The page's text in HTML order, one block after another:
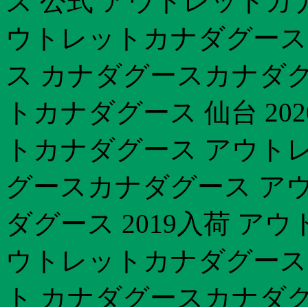
ウトレットカナダグー
ス カナダグースカナダ
トカナダグース 仙台
トカナダグース アウト
グースカナダグース ア
ダグース 2019入荷 ア
ウトレットカナダグー
ト カナダグースカナダ